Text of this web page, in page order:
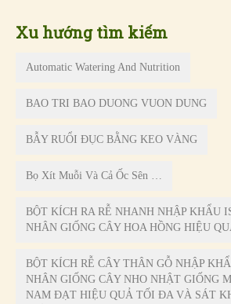
Xu hướng tìm kiếm
Automatic Watering And Nutrition
BAO TRI BAO DUONG VUON DUNG
BẪY RUỔI ĐỤC BẰNG KEO VÀNG
Bọ Xít Muỗi Và Cả Ốc Sên …
BỘT KÍCH RA RỄ NHANH NHẬP KHẨU
NHÂN GIỐNG CÂY HOA HỒNG HIỆU
BỘT KÍCH RỄ CÂY THÂN GỖ NHẬP
NHÂN GIỐNG CÂY NHO NHẬT GIỐNG
NAM ĐẠT HIỆU QUẢ TỐI ĐA VÀ SÁT